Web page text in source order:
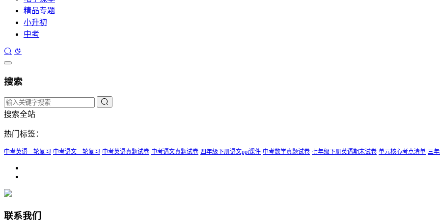
精品专题
小升初
中考
搜索
搜索全站
热门标签：
中考英语一轮复习 中考语文一轮复习 中考英语真题试卷 中考语文真题试卷 四年级下册语文ppt课件 中考数学真题试卷 七年级下册英语期末试卷 单元核心考点清单 三
联系我们